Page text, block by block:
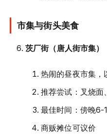
市集与街头美食
茨厂街（唐人街市集）
热闹的昼夜市集，
推荐尝试：叉烧面
最佳时间：傍晚6-
商贩摊位可议价